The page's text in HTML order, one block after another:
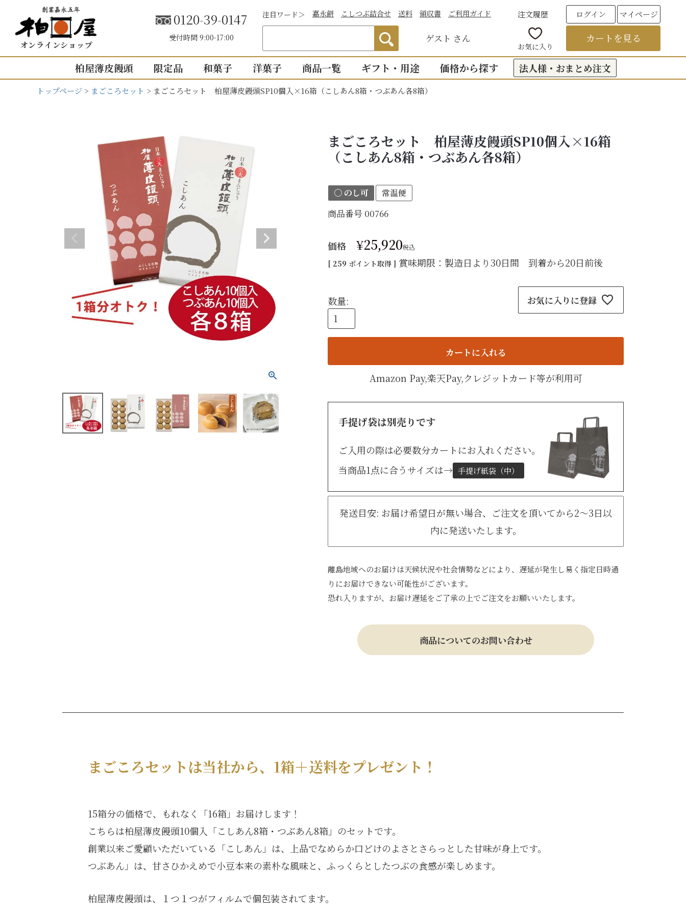
オンラインショップ
0120-39-0147
受付時間 9:00-17:00
注目ワード＞ 嘉永餅 こしつぶ詰合せ 送料 領収書 ご利用ガイド
ゲスト さん
注文履歴 ログイン マイページ
お気に入り
カートを見る
柏屋薄皮饅頭
こしあん
5個入り
8個入り
10個入り
16個入り
mini せいろ薄皮
つぶあん
5個入り
10個入り
mini
詰合せ・贈答
こし・つぶ1個ずつ
詰合せ16個入
こし・つぶ各8個
限定品 和菓子 洋菓子 商品一覧
わかりやすい説
全商品一覧
ギフト・用途
内祝い（お返し）
結婚式引き出物
出産内祝い
快気祝い
入園・入学のお祝返し
その他の内祝い・お返し
お祝い
出産祝い
誕生日・長寿のお祝い
仏事
法事・法要のお返し（引き出物）
お盆・お彼岸
eギフト
価格から探す
3,000円台の贈りもの
4,000円台の贈りもの
法人様・おまとめ注文
トップページ まごころセット まごころセット 柏屋薄皮饅頭SP10個入×16箱（こしあん8箱・つぶあん各8箱）
まごころセット 柏屋薄皮饅頭SP10個入×16箱
（こしあん8箱・つぶあん各8箱）
〇 のし可 常温便
商品番号 00766
価格 ¥25,920税込
[ 259 ポイント取得 ] 賞味期限：製造日より30日間 到着から20日前後
お気に入りに登録
カートに入れる
Amazon Pay,楽天Pay,クレジットカード等が利用可
手提げ袋は別売りです
ご入用の際は必要数分カートにお入れください。
当商品1点に合うサイズは→ 手提げ紙袋（中）
発送目安: お届け希望日が無い場合、ご注文を頂いてから2～3日以
内に発送いたします。
離島地域へのお届けは天候状況や社会情勢などにより、遅延が発生し易く指定日時通
りにお届けできない可能性がございます。
恐れ入りますが、お届け遅延をご了承の上でご注文をお願いいたします。
商品についてのお問い合わせ
まごころセットは当社から、1箱＋送料をプレゼント！
15箱分の価格で、もれなく「16箱」お届けします！
こちらは柏屋薄皮饅頭10個入「こしあん8箱・つぶあん8箱」のセットです。
創業以来ご愛顧いただいている「こしあん」は、上品でなめらか口どけのよさとさらっとした甘味が身上です。
つぶあん」は、甘さひかえめで小豆本来の素朴な風味と、ふっくらとしたつぶの食感が楽しめます。
柏屋薄皮饅頭は、１つ１つがフィルムで個包装されてます。